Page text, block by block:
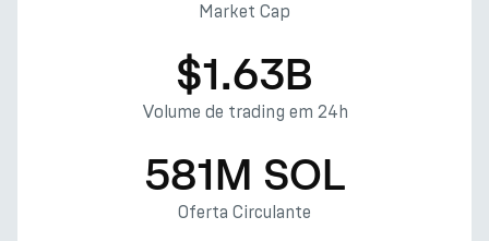
Market Cap
$1.63B
Volume de trading em 24h
581M SOL
Oferta Circulante